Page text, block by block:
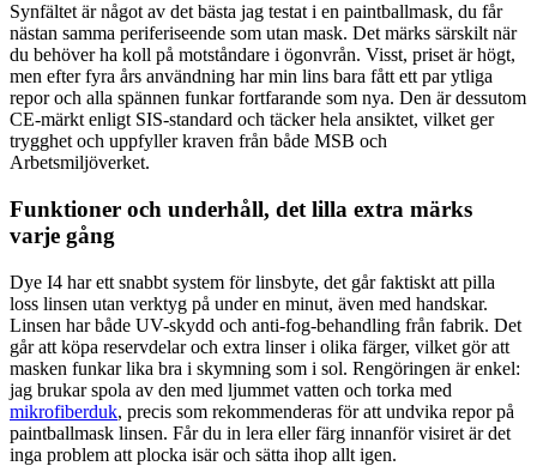
Synfältet är något av det bästa jag testat i en paintballmask, du får
nästan samma periferiseende som utan mask. Det märks särskilt när
du behöver ha koll på motståndare i ögonvrån. Visst, priset är högt,
men efter fyra års användning har min lins bara fått ett par ytliga
repor och alla spännen funkar fortfarande som nya. Den är dessutom
CE-märkt enligt SIS-standard och täcker hela ansiktet, vilket ger
trygghet och uppfyller kraven från både MSB och
Arbetsmiljöverket.
Funktioner och underhåll, det lilla extra märks
varje gång
Dye I4 har ett snabbt system för linsbyte, det går faktiskt att pilla
loss linsen utan verktyg på under en minut, även med handskar.
Linsen har både UV-skydd och anti-fog-behandling från fabrik. Det
går att köpa reservdelar och extra linser i olika färger, vilket gör att
masken funkar lika bra i skymning som i sol. Rengöringen är enkel:
jag brukar spola av den med ljummet vatten och torka med
mikrofiberduk, precis som rekommenderas för att undvika repor på
paintballmask linsen. Får du in lera eller färg innanför visiret är det
inga problem att plocka isär och sätta ihop allt igen.